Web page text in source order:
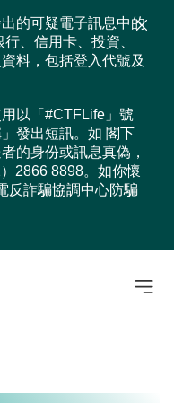
的可疑電子訊息中的
、信用卡、投資、
料，包括登入代號及
以「#CTFLife」號
發出短訊。如 閣下
的身份或訊息真偽，
2866 8898。如你懷
反詐騙協調中心防騙